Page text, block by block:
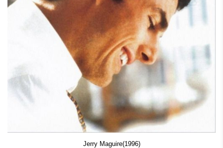
Jerry Maguire(1996)